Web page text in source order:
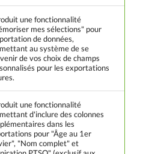
une fonctionnalité
mes sélections" pour
de données,
au système de se
de vos choix de champs
pour les exportations
une fonctionnalité
d'inclure des colonnes
dans les
pour "Âge au 1er
"Nom complet" et